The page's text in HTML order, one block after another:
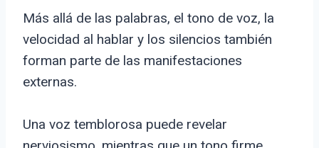
Más allá de las palabras, el tono de voz, la
velocidad al hablar y los silencios también
forman parte de las manifestaciones
externas.
Una voz temblorosa puede revelar